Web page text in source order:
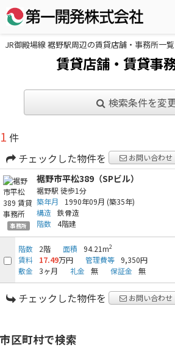
JR御殿場線 裾野駅周辺の賃貸店舗・事務所一
賃貸店舗・賃貸事
検索条件を変
1 件
チェックした物件を
お問い合わせ
事務所
裾野市平松389（SPビル）
裾野駅 徒歩1分
築年月
1990年09月 (築35年)
構造 鉄骨造
階数 4階建
階数 2階 面積 94.21m2
賃料 17.49万円 管理費等 9,350円
敷金
3ヶ月 礼金 無 保証金 無
チェックした物件を お問い合わせ
市区町村で検索